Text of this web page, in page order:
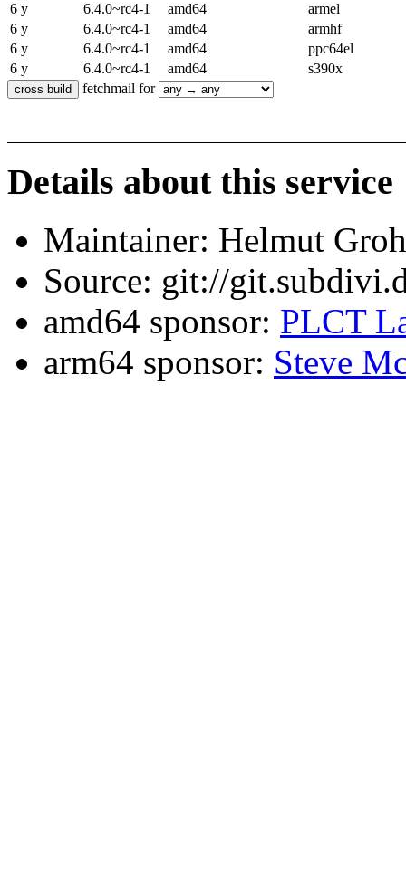
6 y
6.4.0~rc4-1 amd64
armel
6 y
6.4.0~rc4-1 amd64
armhf
6 y
6.4.0~rc4-1 amd64
ppc64el
6 y
6.4.0~rc4-1 amd64
s390x
fetchmail for
Details about this service
Maintainer: Helmut
Source: git://
amd64 sponsor: PLCT
arm64 sponsor: Steve